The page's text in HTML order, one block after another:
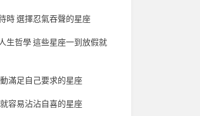
時 選擇忍氣吞聲的星座
生哲學 這些星座一到放假就
滿足自己要求的星座
容易沾沾自喜的星座